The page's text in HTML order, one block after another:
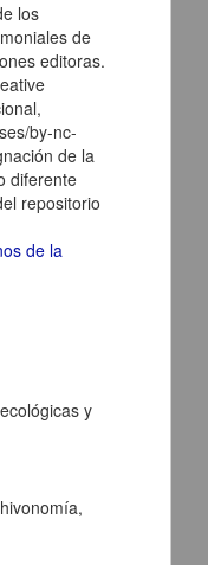
los
de
editoras.
by-nc-
de la
diferente
repositorio
de la
y